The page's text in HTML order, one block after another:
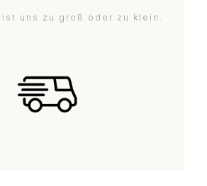
ist uns zu groß oder zu klein.